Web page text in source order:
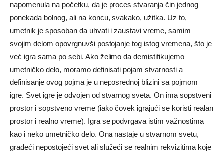
napomenula na početku, da je proces stvaranja čin jednog
ponekada bolnog, ali na koncu, svakako, užitka. Uz to,
umetnik je sposoban da uhvati i zaustavi vreme, samim
svojim delom opovrgnuvši postojanje tog istog vremena, što je
već igra sama po sebi. Ako želimo da demistifikujemo
umetničko delo, moramo definisati pojam stvarnosti a
definisanje ovog pojma je u neposrednoj blizini sa pojmom
igre. Svet igre je odvojen od stvarnog sveta. On ima sopstveni
prostor i sopstveno vreme (iako čovek igrajući se koristi realan
prostor i realno vreme). Igra se podvrgava istim važnostima
kao i neko umetničko delo. Ona nastaje u stvarnom svetu,
gradeći nepostojeći svet ali služeći se realnim rekvizitima koje